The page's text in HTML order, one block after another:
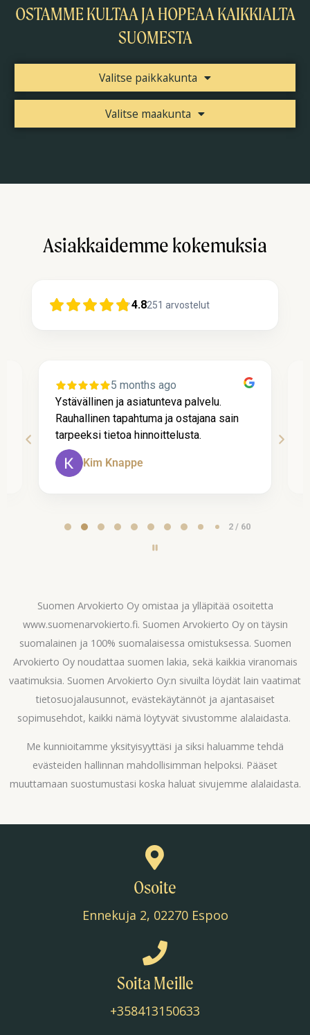
OSTAMME KULTAA JA HOPEAA KAIKKIALTA
SUOMESTA
Valitse paikkakunta
Valitse maakunta
Asiakkaidemme kokemuksia
4.8251 arvostelut
5 months ago
Ystävällinen ja asiatunteva palvelu.
Rauhallinen tapahtuma ja ostajana sain
tarpeeksi tietoa hinnoittelusta.
Kim Knappe
2 / 60
Suomen Arvokierto Oy omistaa ja ylläpitää osoitetta
www.suomenarvokierto.fi. Suomen Arvokierto Oy on täysin
suomalainen ja 100% suomalaisessa omistuksessa. Suomen
Arvokierto Oy noudattaa suomen lakia, sekä kaikkia viranomais
vaatimuksia. Suomen Arvokierto Oy:n sivuilta löydät lain vaatimat
tietosuojalausunnot, evästekäytännöt ja ajantasaiset
sopimusehdot, kaikki nämä löytyvät sivustomme alalaidasta.
Me kunnioitamme yksityisyyttäsi ja siksi haluamme tehdä
evästeiden hallinnan mahdollisimman helpoksi. Pääset
muuttamaan suostumustasi koska haluat sivujemme alalaidasta.
Osoite
Ennekuja 2, 02270 Espoo
Soita Meille
+358413150633